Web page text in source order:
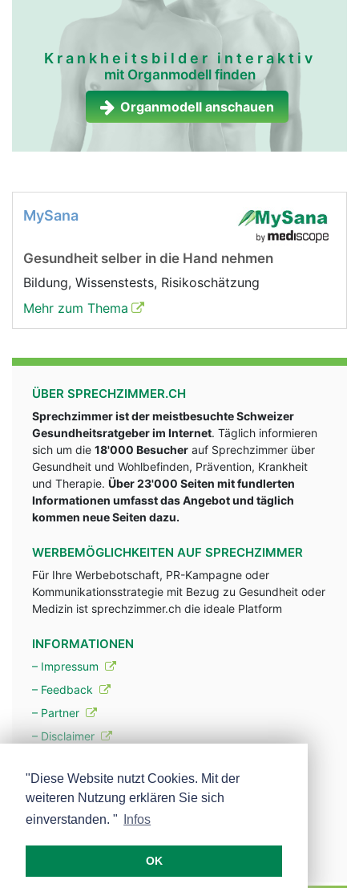
Krankheitsbilder interaktiv
mit Organmodell finden
Organmodell anschauen
MySana
Gesundheit selber in die Hand nehmen
Bildung, Wissenstests, Risikoschätzung
Mehr zum Thema
ÜBER SPRECHZIMMER.CH
Sprechzimmer ist der meistbesuchte Schweizer
Gesundheitsratgeber im Internet. Täglich informieren
sich um die 18'000 Besucher auf Sprechzimmer über
Gesundheit und Wohlbefinden, Prävention, Krankheit
und Therapie. Über 23'000 Seiten mit fundlerten
Informationen umfasst das Angebot und täglich
kommen neue Seiten dazu.
WERBEMÖGLICHKEITEN AUF SPRECHZIMMER
Für Ihre Werbebotschaft, PR-Kampagne oder
Kommunikationsstrategie mit Bezug zu Gesundheit oder
Medizin ist sprechzimmer.ch die ideale Platform
INFORMATIONEN
– Impressum
– Feedback
– Partner
– Disclaimer
– Werbung
– Mehr über unsere Experten
"Diese Website nutzt Cookies. Mit der
weiteren Nutzung erklären Sie sich
einverstanden. "
Infos
OK